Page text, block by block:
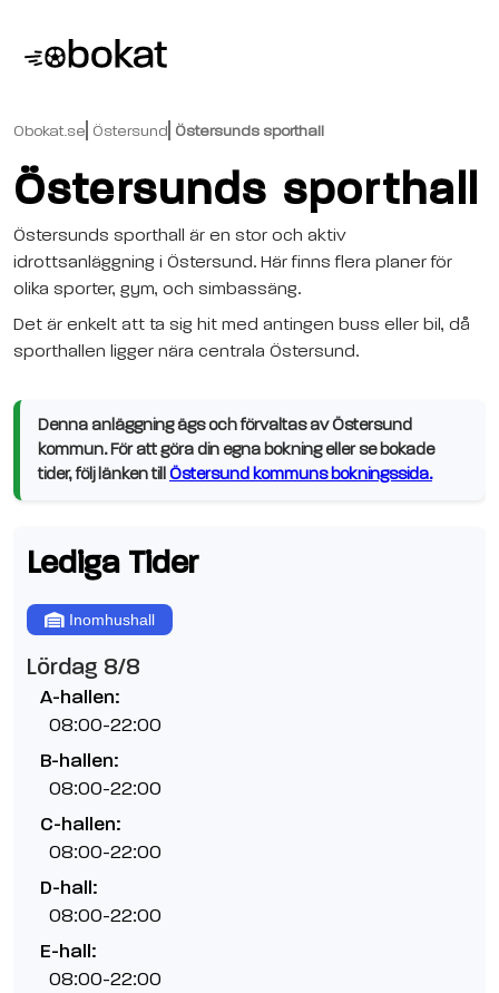
Obokat.se Östersund Östersunds sporthall
Östersunds sporthall
Östersunds sporthall är en stor och aktiv
idrottsanläggning i Östersund. Här finns flera planer för
olika sporter, gym, och simbassäng.
Det är enkelt att ta sig hit med antingen buss eller bil, då
sporthallen ligger nära centrala Östersund.
Denna anläggning ägs och förvaltas av Östersund
kommun. För att göra din egna bokning eller se bokade
tider, följ länken till Östersund kommuns bokningssida.
Lediga Tider
Inomhushall
Lördag 8/8
A-hallen:
08:00-22:00
B-hallen:
08:00-22:00
C-hallen:
08:00-22:00
D-hall:
08:00-22:00
E-hall:
08:00-22:00